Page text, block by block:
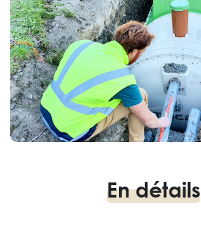
En détails